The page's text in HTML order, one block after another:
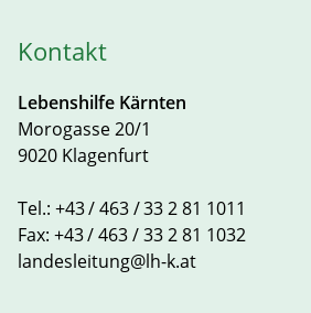
Kontakt
Lebenshilfe Kärnten
Morogasse 20/1
9020 Klagenfurt
Tel.: +43 / 463 / 33 2 81 1011
Fax: +43 / 463 / 33 2 81 1032
landesleitung@lh-k.at